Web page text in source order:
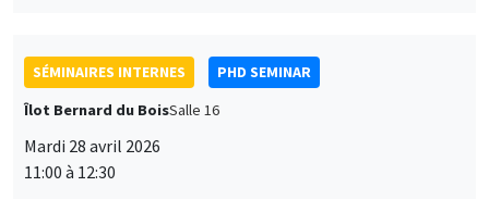
SÉMINAIRES INTERNES
PHD SEMINAR
Îlot Bernard du BoisSalle 16
Mardi 28 avril 2026
11:00 à 12:30